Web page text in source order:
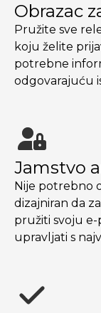
Obrazac
Pružite sve
koju želite
potrebne
odgovarajuću
Jamstvo
Nije potrebno
dizajniran da
pružiti svoju
upravljati s